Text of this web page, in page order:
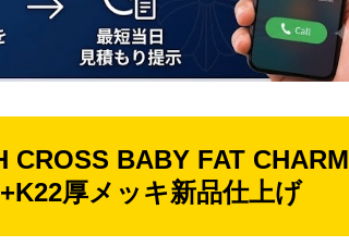
CROSS BABY FAT CHARM
厚メッキ新品仕上げ